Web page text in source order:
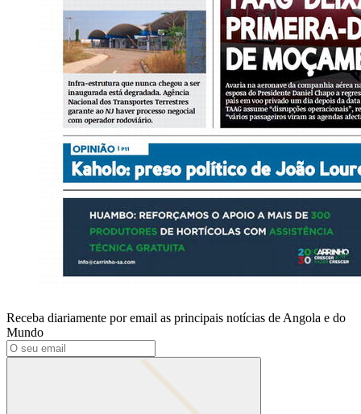
Receba diariamente por email as principais notícias de Angola e do
Mundo